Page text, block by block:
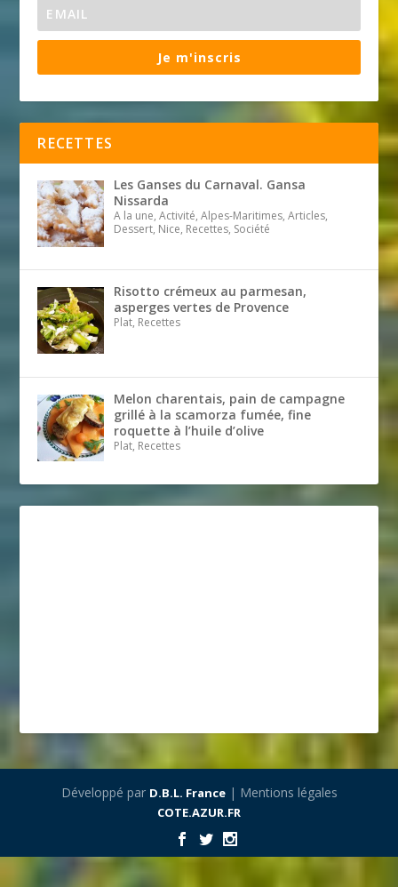
Je m'inscris
RECETTES
Les Ganses du Carnaval. Gansa
Nissarda
A la une, Activité, Alpes-Maritimes, Articles,
Dessert, Nice, Recettes, Société
Risotto crémeux au parmesan,
asperges vertes de Provence
Plat, Recettes
Melon charentais, pain de campagne
grillé à la scamorza fumée, fine
roquette à l’huile d’olive
Plat, Recettes
Développé par D.B.L. France| Mentions légales
COTE.AZUR.FR